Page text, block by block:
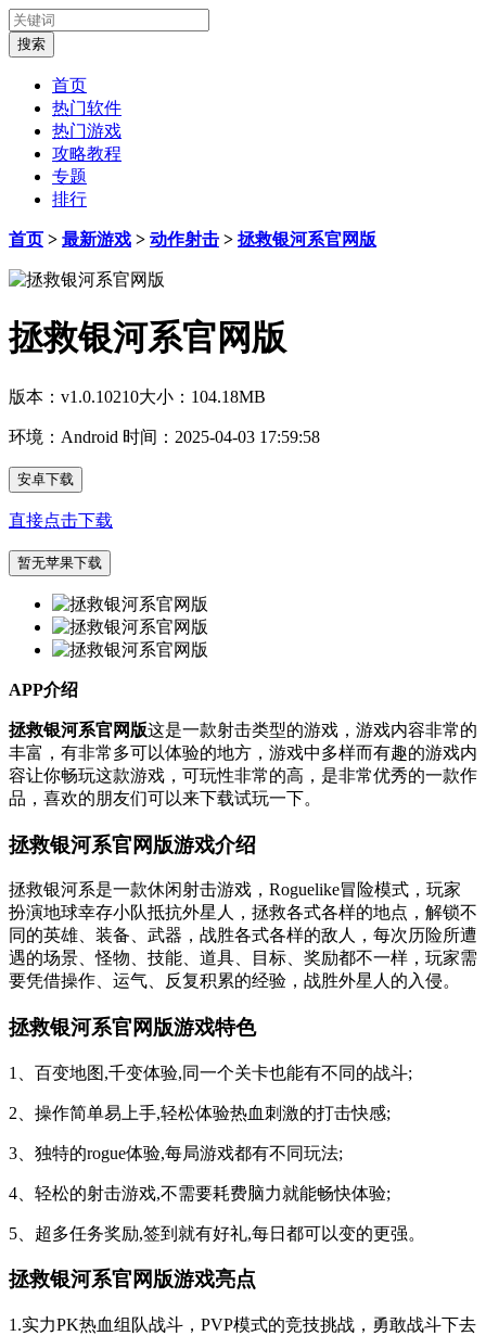
首页
热门软件
热门游戏
攻略教程
专题
排行
首页 > 最新游戏 > 动作射击 > 拯救银河系官网版
拯救银河系官网版
版本：v1.0.10210大小：104.18MB
环境：Android 时间：2025-04-03 17:59:58
安卓下载
直接点击下载
暂无苹果下载
APP介绍
拯救银河系官网版这是一款射击类型的游戏，游戏内容非常的
丰富，有非常多可以体验的地方，游戏中多样而有趣的游戏内
容让你畅玩这款游戏，可玩性非常的高，是非常优秀的一款作
品，喜欢的朋友们可以来下载试玩一下。
拯救银河系官网版游戏介绍
拯救银河系是一款休闲射击游戏，Roguelike冒险模式，玩家
扮演地球幸存小队抵抗外星人，拯救各式各样的地点，解锁不
同的英雄、装备、武器，战胜各式各样的敌人，每次历险所遭
遇的场景、怪物、技能、道具、目标、奖励都不一样，玩家需
要凭借操作、运气、反复积累的经验，战胜外星人的入侵。
拯救银河系官网版游戏特色
1、百变地图,千变体验,同一个关卡也能有不同的战斗;
2、操作简单易上手,轻松体验热血刺激的打击快感;
3、独特的rogue体验,每局游戏都有不同玩法;
4、轻松的射击游戏,不需要耗费脑力就能畅快体验;
5、超多任务奖励,签到就有好礼,每日都可以变的更强。
拯救银河系官网版游戏亮点
1.实力PK热血组队战斗，PVP模式的竞技挑战，勇敢战斗下去